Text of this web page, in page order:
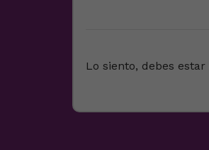
Lo siento, debes estar